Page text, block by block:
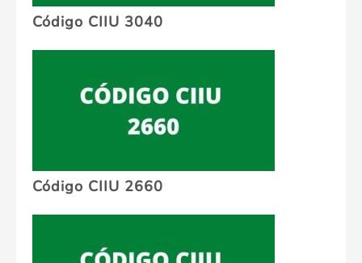
Código CIIU 3040
Código CIIU 2660